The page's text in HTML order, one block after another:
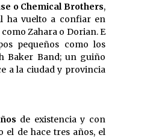
o Chemical Brothers,
ha vuelto a confiar en
Zahara o Dorian. E
pequeños como los
Baker Band; un guiño
a la ciudad y provincia
de existencia y con
el de hace tres años, el